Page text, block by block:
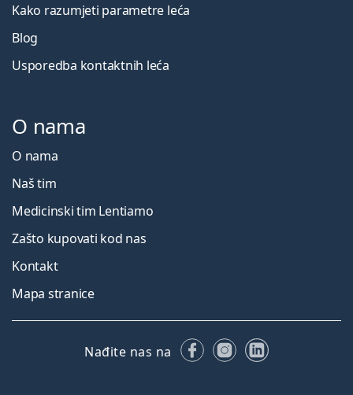
Kako razumjeti parametre leća
Blog
Usporedba kontaktnih leća
O nama
O nama
Naš tim
Medicinski tim Lentiamo
Zašto kupovati kod nas
Kontakt
Mapa stranice
Nađite nas na FacebookuInstagramu
LinkedIn